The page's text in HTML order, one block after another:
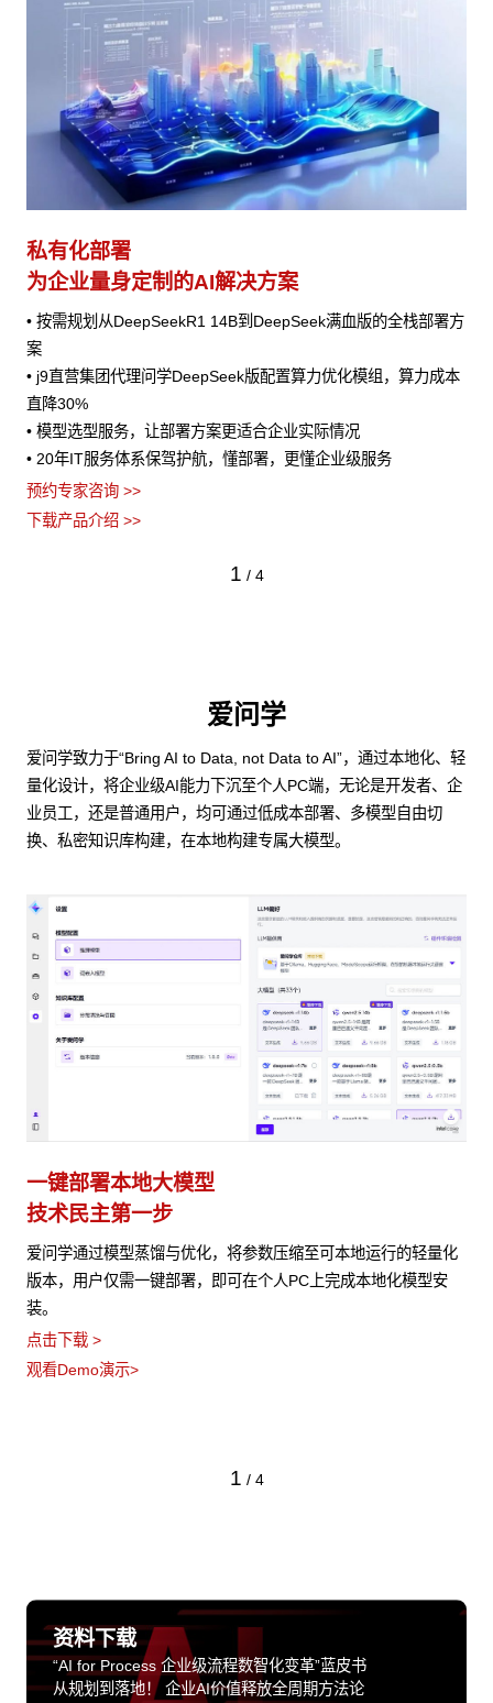
私有化部署
为企业量身定制的AI解决方案
• 按需规划从DeepSeekR1 14B到DeepSeek满血版的全栈部署方
案
• j9直营集团代理问学DeepSeek版配置算力优化模组，算力成本
直降30%
• 模型选型服务，让部署方案更适合企业实际情况
• 20年IT服务体系保驾护航，懂部署，更懂企业级服务
预约专家咨询 >>
下载产品介绍 >>
1 / 4
爱问学
爱问学致力于“Bring AI to Data, not Data to AI”，通过本地化、轻
量化设计，将企业级AI能力下沉至个人PC端，无论是开发者、企
业员工，还是普通用户，均可通过低成本部署、多模型自由切
换、私密知识库构建，在本地构建专属大模型。
一键部署本地大模型
技术民主第一步
爱问学通过模型蒸馏与优化，将参数压缩至可本地运行的轻量化
版本，用户仅需一键部署，即可在个人PC上完成本地化模型安
装。
点击下载 >
观看Demo演示>
1 / 4
资料下载
“AI for Process 企业级流程数智化变革”蓝皮书
从规划到落地！ 企业AI价值释放全周期方法论